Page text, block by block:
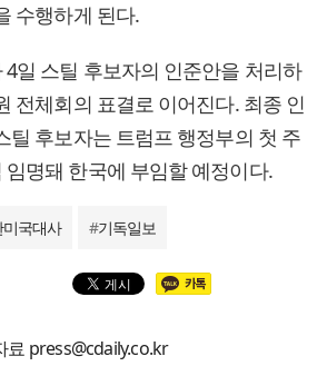
수행하게 된다.
일 스틸 후보자의 인준안을 처리하
전체회의 표결로 이어진다. 최종 인
틸 후보자는 트럼프 행정부의 첫 주
명돼 한국에 부임할 예정이다.
국대사 #기독일보
press@cdaily.co.kr